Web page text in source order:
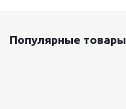
Популярные товары